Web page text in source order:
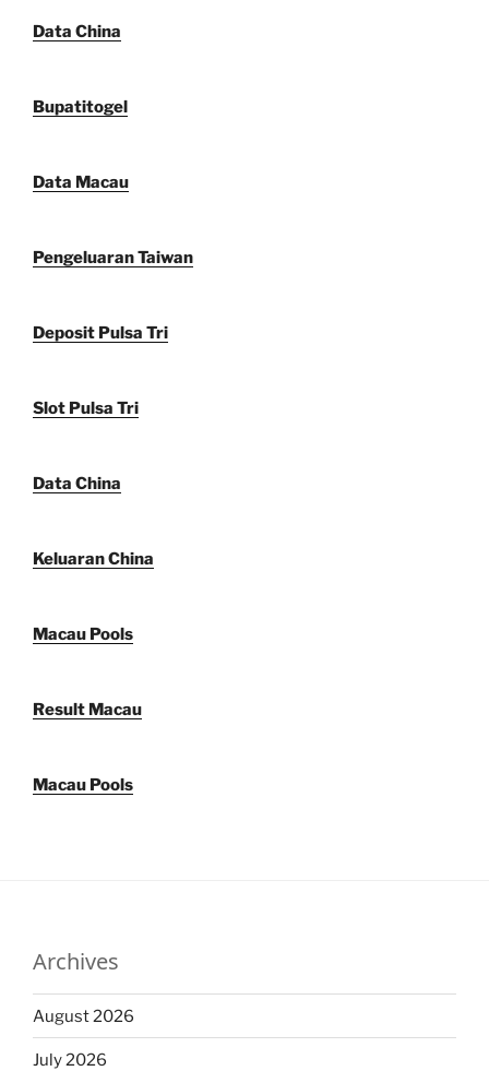
Data China
Bupatitogel
Data Macau
Pengeluaran Taiwan
Deposit Pulsa Tri
Slot Pulsa Tri
Data China
Keluaran China
Macau Pools
Result Macau
Macau Pools
Archives
August 2026
July 2026